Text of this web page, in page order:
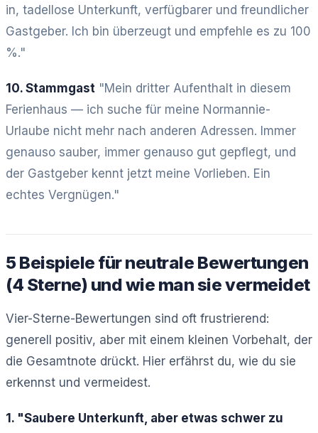
in, tadellose Unterkunft, verfügbarer und freundlicher
Gastgeber. Ich bin überzeugt und empfehle es zu 100
%."
10. Stammgast "Mein dritter Aufenthalt in diesem
Ferienhaus — ich suche für meine Normannie-
Urlaube nicht mehr nach anderen Adressen. Immer
genauso sauber, immer genauso gut gepflegt, und
der Gastgeber kennt jetzt meine Vorlieben. Ein
echtes Vergnügen."
5 Beispiele für neutrale Bewertungen
(4 Sterne) und wie man sie vermeidet
Vier-Sterne-Bewertungen sind oft frustrierend:
generell positiv, aber mit einem kleinen Vorbehalt, der
die Gesamtnote drückt. Hier erfährst du, wie du sie
erkennst und vermeidest.
1. "Saubere Unterkunft, aber etwas schwer zu